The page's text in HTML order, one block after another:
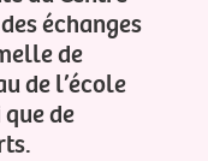
échanges
de
de l’école
de